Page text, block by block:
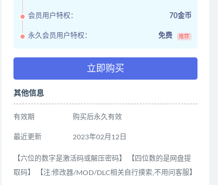
会员用户特权： 70金币
永久会员用户特权： 免费 推荐
立即购买
其他信息
有效期 购买后永久有效
最近更新 2023年02月12日
【六位的数字是激活码或解压密码】 【四位数的是网盘提
取码】 【注:修改器/MOD/DLC相关自行摸索,不用问客服】